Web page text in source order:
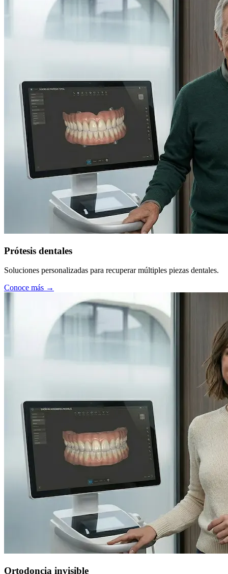
Prótesis dentales
Soluciones personalizadas para recuperar múltiples piezas dentales.
Conoce más →
Ortodoncia invisible